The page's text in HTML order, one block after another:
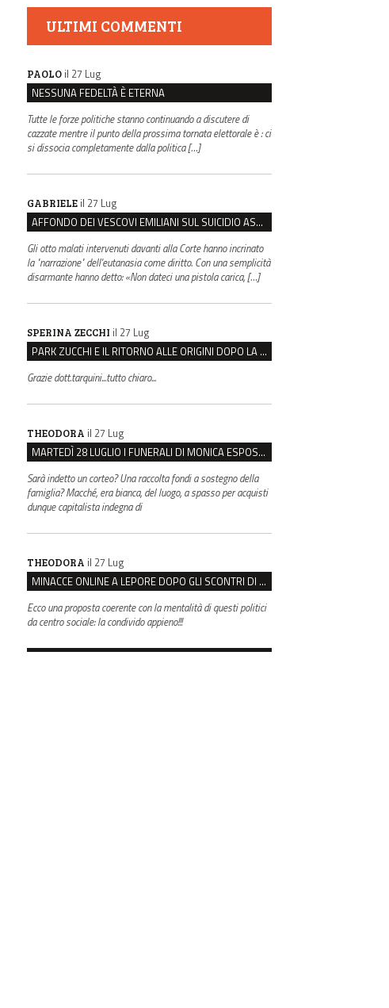
ULTIMI COMMENTI
PAOLO il 27 Lug
NESSUNA FEDELTÀ È ETERNA
Tutte le forze politiche stanno continuando a discutere di
cazzate mentre il punto della prossima tornata elettorale è : ci
si dissocia completamente dalla politica […]
GABRIELE il 27 Lug
AFFONDO DEI VESCOVI EMILIANI SUL SUICIDIO ASSISTITO: “È CONTRO IL VALORE DELLA PERSONA”
Gli otto malati intervenuti davanti alla Corte hanno incrinato
la "narrazione" dell'eutanasia come diritto. Con una semplicità
disarmante hanno detto: «Non dateci una pistola carica, […]
SPERINA ZECCHI il 27 Lug
PARK ZUCCHI E IL RITORNO ALLE ORIGINI DOPO LA DISAVVENTURA CON REGGIO EMILIA PARCHEGGI
Grazie dott.tarquini...tutto chiaro...
THEODORA il 27 Lug
MARTEDÌ 28 LUGLIO I FUNERALI DI MONICA ESPOSITO: LUTTO CITTADINO A MODENA E NONANTOLA
Sarà indetto un corteo? Una raccolta fondi a sostegno della
famiglia? Macché, era bianca, del luogo, a spasso per acquisti
dunque capitalista indegna di
THEODORA il 27 Lug
MINACCE ONLINE A LEPORE DOPO GLI SCONTRI DI BOLOGNA, ASSEGNATA LA SCORTA AL SINDACO
Ecco una proposta coerente con la mentalità di questi politici
da centro sociale: la condivido appieno!!!